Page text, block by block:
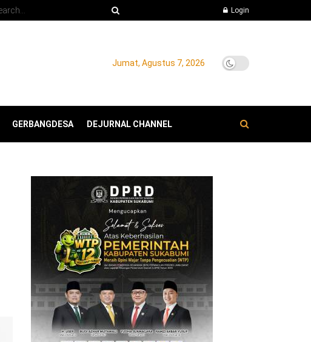
Login
Jumat, Agustus 7, 2026
GERBANGDESA DEJURNAL CHANNEL